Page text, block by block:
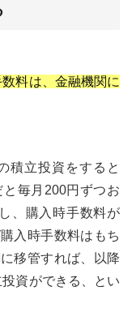
料は、金融機関に
積立投資をすると
毎月200円ずつお
、購入時手数料が
入時手数料はもち
移管すれば、以降
資ができる、とい